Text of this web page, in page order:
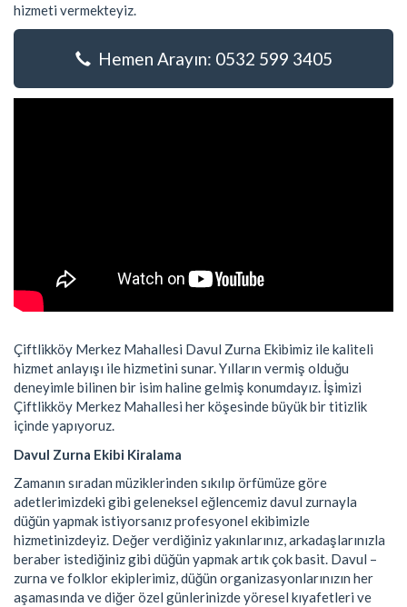
hizmeti vermekteyiz.
Hemen Arayın: 0532 599 3405
Çiftlikköy Merkez Mahallesi Davul Zurna Ekibimiz ile kaliteli
hizmet anlayışı ile hizmetini sunar. Yılların vermiş olduğu
deneyimle bilinen bir isim haline gelmiş konumdayız. İşimizi
Çiftlikköy Merkez Mahallesi her köşesinde büyük bir titizlik
içinde yapıyoruz.
Davul Zurna Ekibi Kiralama
Zamanın sıradan müziklerinden sıkılıp örfümüze göre
adetlerimizdeki gibi geleneksel eğlencemiz davul zurnayla
düğün yapmak istiyorsanız profesyonel ekibimizle
hizmetinizdeyiz. Değer verdiğiniz yakınlarınız, arkadaşlarınızla
beraber istediğiniz gibi düğün yapmak artık çok basit. Davul –
zurna ve folklor ekiplerimiz, düğün organizasyonlarınızın her
aşamasında ve diğer özel günlerinizde yöresel kıyafetleri ve